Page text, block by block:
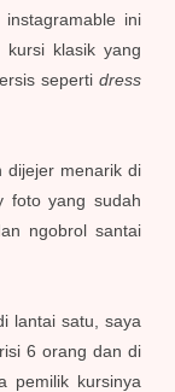
ini
klasik yang
sepertidress
menarik di
foto yang sudah
ngobrol santai
lantai satu, saya
6 orang dan di
pemilik kursinya